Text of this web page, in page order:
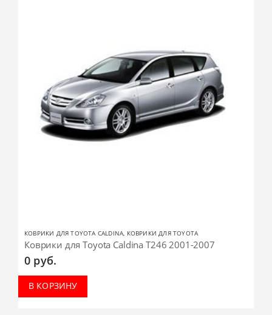
КОВРИКИ ДЛЯ TOYOTA CALDINA, КОВРИКИ ДЛЯ TOYOTA
Коврики для Toyota Caldina T246 2001-2007
0 руб.
В КОРЗИНУ